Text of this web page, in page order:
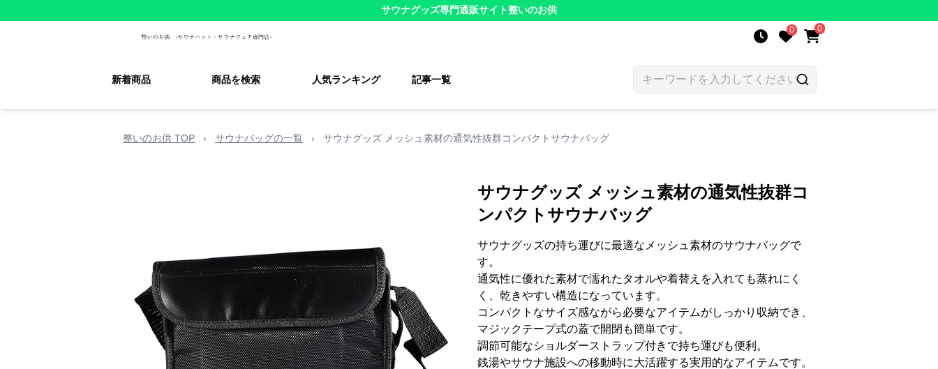
サウナグッズ専門通販サイト整いのお供
0 0
新着商品 商品を検索 人気ランキング 記事一覧
整いのお供 TOP › サウナバッグの一覧 › サウナグッズ メッシュ素材の通気性抜群コンパクトサウナバッグ
サウナグッズ メッシュ素材の通気性抜群コ
ンパクトサウナバッグ
サウナグッズの持ち運びに最適なメッシュ素材のサウナバッグで
す。
通気性に優れた素材で濡れたタオルや着替えを入れても蒸れにく
く、乾きやすい構造になっています。
コンパクトなサイズ感ながら必要なアイテムがしっかり収納でき、
マジックテープ式の蓋で開閉も簡単です。
調節可能なショルダーストラップ付きで持ち運びも便利。
銭湯やサウナ施設への移動時に大活躍する実用的なアイテムです。